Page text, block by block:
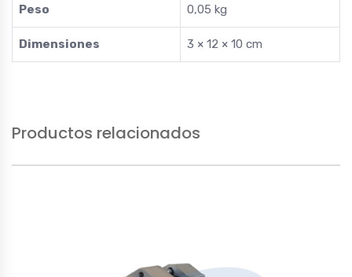
Peso 0,05 kg
Dimensiones 3 × 12 × 10 cm
Productos relacionados